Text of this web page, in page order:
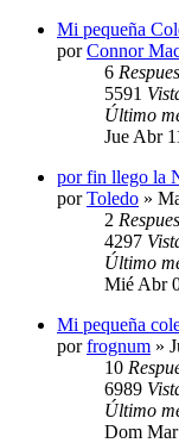
Mi pequeña
porConnor
6
5591
Último
Jue Abr
por fin llego la
porToledo »
2
4297
Último
Mié Abr
Mi pequeña
porfrognum »
10
6989
Último
Dom